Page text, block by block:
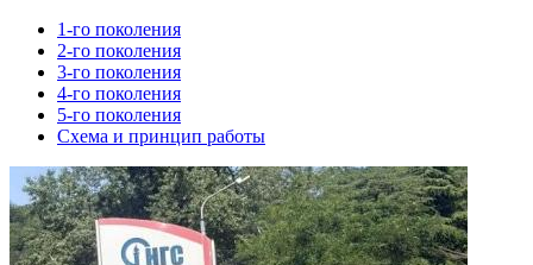
1-го поколения
2-го поколения
3-го поколения
4-го поколения
5-го поколения
Схема и принцип работы